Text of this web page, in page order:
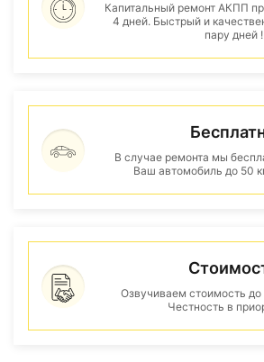
Капитальный ремонт АКПП
4 дней. Быстрый и
пару дней !
В случае ремонта мы
Ваш автомобиль до 50
Озвучиваем стоимость
Честность в